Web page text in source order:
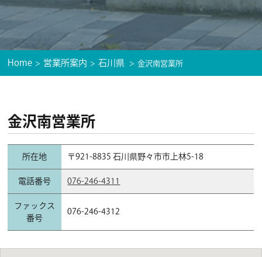
Home 営業所案内 石川県 金沢南営業所
金沢南営業所
所在地 〒921-8835 石川県野々市市上林5-18
電話番号 076-246-4311
ファックス
番号
076-246-4312